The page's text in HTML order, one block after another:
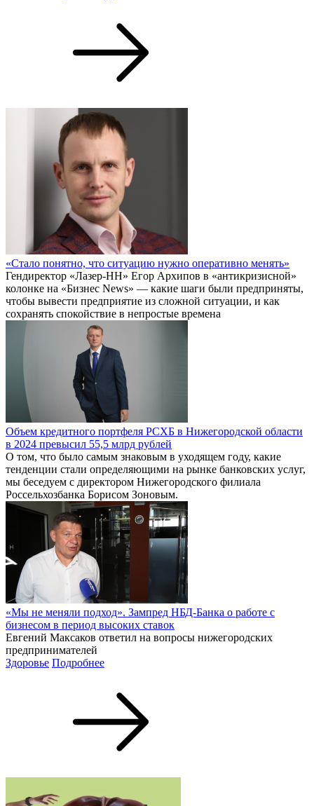
«Стало понятно, что ситуацию нужно оперативно менять»
Гендиректор «Лазер-НН» Егор Архипов в «антикризисной»
колонке на «Бизнес News» — какие шаги были предприняты,
чтобы вывести предприятие из сложной ситуации, и как
сохранять спокойствие в непростые времена
Объем кредитного портфеля РСХБ в Нижегородской области
в 2024 превысил 55,5 млрд рублей
О том, что было самым знаковым в уходящем году, какие
тенденции стали определяющими на рынке банковских услуг,
мы беседуем с директором Нижегородского филиала
Россельхозбанка Борисом Зоновым.
«Мы не меняли подход». Зампред НБД-Банка о работе с
бизнесом в период высоких ставок
Евгений Максаков ответил на вопросы нижегородских
предпринимателей
Здоровье Подробнее